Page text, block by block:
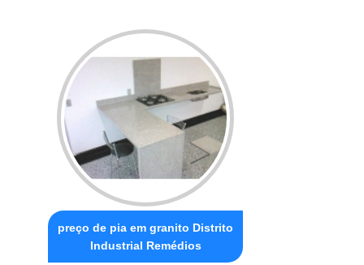
preço de pia em granito Distrito
Industrial Remédios